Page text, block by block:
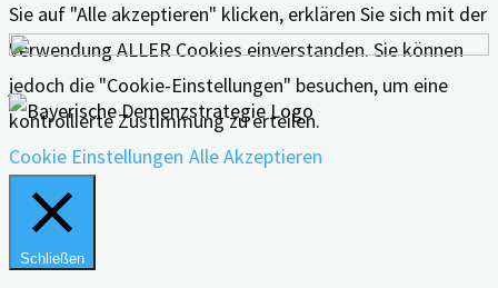
Sie auf "Alle akzeptieren" klicken, erklären Sie sich mit der
Verwendung ALLER Cookies einverstanden. Sie können
jedoch die "Cookie-Einstellungen" besuchen, um eine
kontrollierte Zustimmung zu erteilen.
Cookie Einstellungen Alle Akzeptieren
Schließen